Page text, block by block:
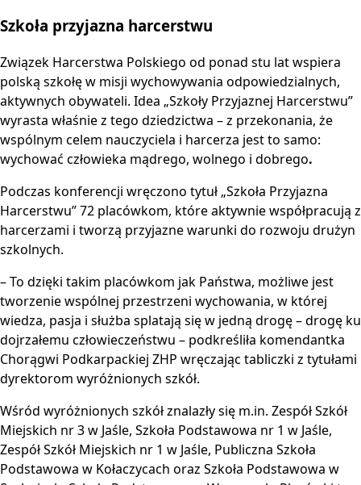
Szkoła przyjazna harcerstwu
Związek Harcerstwa Polskiego od ponad stu lat wspiera
polską szkołę w misji wychowywania odpowiedzialnych,
aktywnych obywateli. Idea „Szkoły Przyjaznej Harcerstwu”
wyrasta właśnie z tego dziedzictwa – z przekonania, że
wspólnym celem nauczyciela i harcerza jest to samo:
wychować człowieka mądrego, wolnego i dobrego.
Podczas konferencji wręczono tytuł „Szkoła Przyjazna
Harcerstwu” 72 placówkom, które aktywnie współpracują z
harcerzami i tworzą przyjazne warunki do rozwoju drużyn
szkolnych.
– To dzięki takim placówkom jak Państwa, możliwe jest
tworzenie wspólnej przestrzeni wychowania, w której
wiedza, pasja i służba splatają się w jedną drogę – drogę ku
dojrzałemu człowieczeństwu – podkreśliła komendantka
Chorągwi Podkarpackiej ZHP wręczając tabliczki z tytułami
dyrektorom wyróżnionych szkół.
Wśród wyróżnionych szkół znalazły się m.in. Zespół Szkół
Miejskich nr 3 w Jaśle, Szkoła Podstawowa nr 1 w Jaśle,
Zespół Szkół Miejskich nr 1 w Jaśle, Publiczna Szkoła
Podstawowa w Kołaczycach oraz Szkoła Podstawowa w